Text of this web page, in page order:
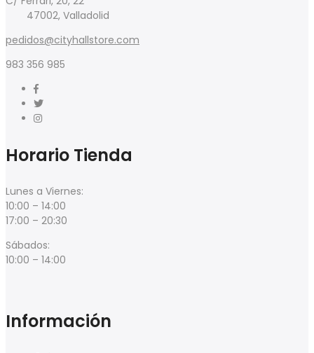
47002, Valladolid
pedidos@cityhallstore.com
983 356 985
Horario Tienda
Lunes a Viernes:
10:00 – 14:00
17:00 – 20:30
Sábados:
10:00 – 14:00
Información